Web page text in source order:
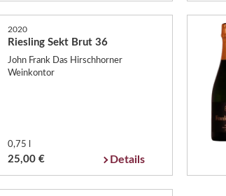
2020
Riesling Sekt Brut 36
John Frank Das Hirschhorner
Weinkontor
0,75 l
25,00 € Details